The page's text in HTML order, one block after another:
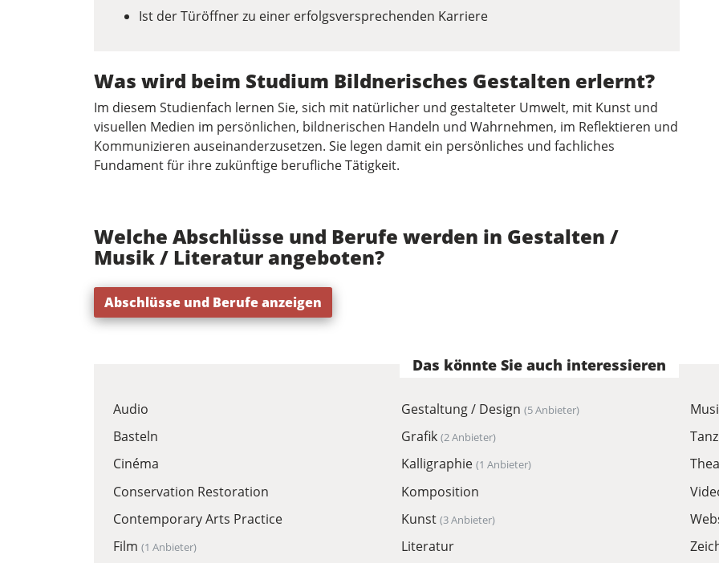
Ist der Türöffner zu einer erfolgsversprechenden Karriere
Was wird beim Studium Bildnerisches Gestalten erlernt?
Im diesem Studienfach lernen Sie, sich mit natürlicher und gestalteter Umwelt, mit Kunst und
visuellen Medien im persönlichen, bildnerischen Handeln und Wahrnehmen, im Reflektieren und
Kommunizieren auseinanderzusetzen. Sie legen damit ein persönliches und fachliches
Fundament für ihre zukünftige berufliche Tätigkeit.
Welche Abschlüsse und Berufe werden in Gestalten /
Musik / Literatur angeboten?
Abschlüsse und Berufe anzeigen
Das könnte Sie auch interessieren
Audio
Basteln
Cinéma
Conservation Restoration
Contemporary Arts Practice
Film (1 Anbieter)
Gestaltung / Design(5 Anbieter)
Grafik(2 Anbieter)
Kalligraphie(1 Anbieter)
Komposition
Kunst(3 Anbieter)
Literatur
Tanz